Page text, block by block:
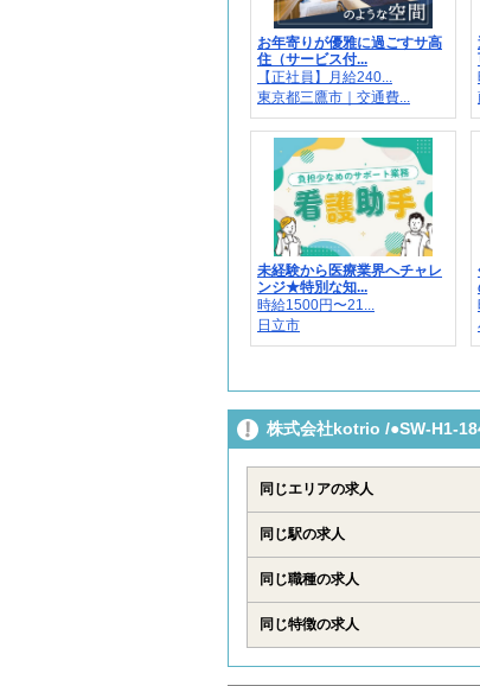
お年寄りが優雅に過ごすサ高
住（サービス付...
【正社員】月給240...
東京都三鷹市｜交通費...
未経験から医療業界へチャレ
ンジ★特別な知...
時給1500円〜21...
日立市
株式会社kotrio /●SW-H1-
同じエリアの求人
同じ駅の求人
同じ職種の求人
同じ特徴の求人